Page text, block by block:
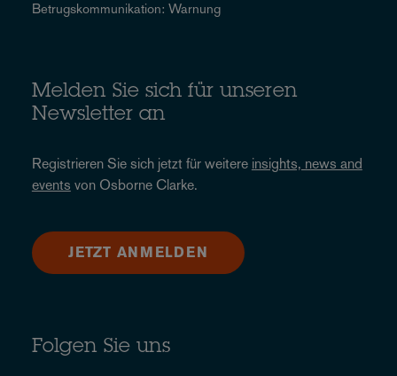
Betrugskommunikation: Warnung
Melden Sie sich für unseren
Newsletter an
Registrieren Sie sich jetzt für weitere insights, news and
events von Osborne Clarke.
JETZT ANMELDEN
Folgen Sie uns